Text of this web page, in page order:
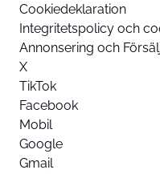
Cookiedeklaration
Integritetspolicy och
Annonsering och
X
TikTok
Facebook
Mobil
Google
Gmail